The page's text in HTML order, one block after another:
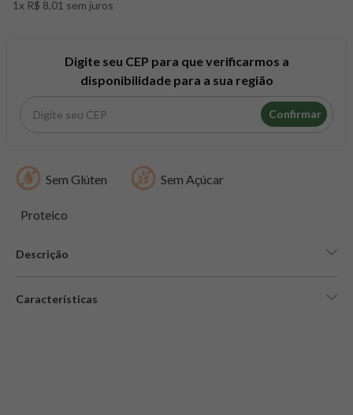
1x R$ 8,01 sem juros
Digite seu CEP para que verificarmos a
disponibilidade para a sua região
Confirmar
Sem Glúten Sem Açúcar
Proteico
Descrição
Características
8º maca peruana
creatina mundo verde